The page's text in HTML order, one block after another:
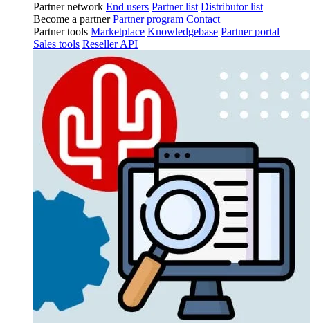
Partner network End users Partner list Distributor list
Become a partner Partner program Contact
Partner tools Marketplace Knowledgebase Partner portal
Sales tools Reseller API